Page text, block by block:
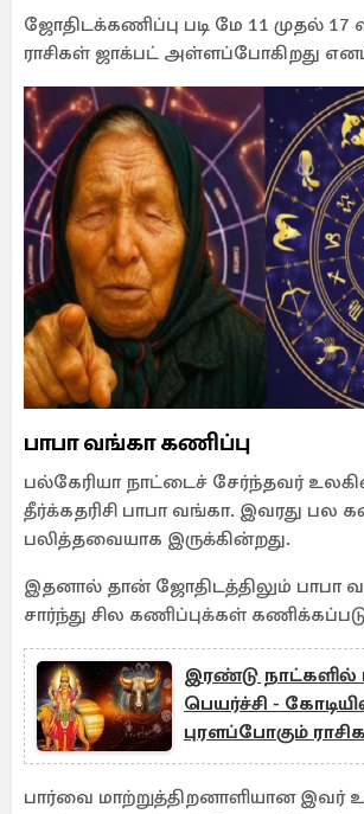
ஜோதிடக்கணிப்பு படி மே 11 முதல் 17
ராசிகள் ஜாக்பட் அள்ளப்போகிறது
பாபா வங்கா கணிப்பு
பல்கேரியா நாட்டைச் சேர்ந்தவர்
தீர்க்கதரிசி பாபா வங்கா. இவரது பல
பலித்தவையாக இருக்கின்றது.
இதனால் தான் ஜோதிடத்திலும் பாபா
சார்ந்து சில கணிப்புக்கள்
இரண்டு நாட்களில்
பெயர்ச்சி -
புரளப்போகும்
பார்வை மாற்றுத்திறனாளியான இவர்